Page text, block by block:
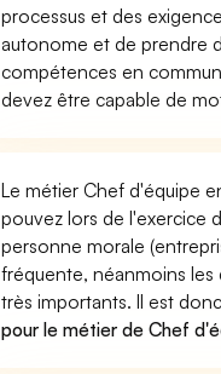
processus et des
autonome et de prendre
compétences en
devez être capable de
Le métier Chef d'équipe
pouvez lors de l'exercice
personne morale
fréquente, néanmoins
très importants. Il est
pour le métier de Chef